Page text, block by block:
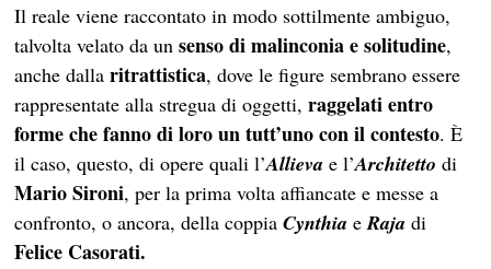
Il reale viene raccontato in modo sottilmente ambiguo,
talvolta velato da unsenso di malinconia e solitudine,
anche dallaritrattistica, dove le figure sembrano essere
rappresentate alla stregua di oggetti,raggelati entro
forme che fanno di loro un tutt’uno con il contesto. È
il caso, questo, di opere quali l’Allieva e l’Architetto di
Mario Sironi, per la prima volta affiancate e messe a
confronto, o ancora, della coppiaCynthia eRaja di
Felice Casorati.